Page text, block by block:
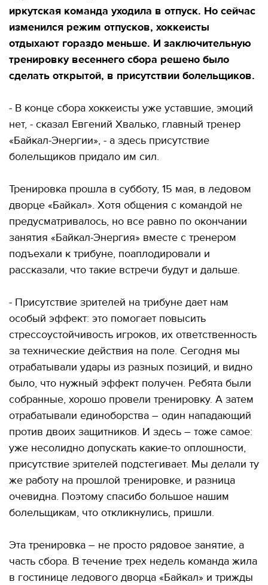
иркутская команда уходила в отпуск. Но сейчас
изменился режим отпусков, хоккеисты
отдыхают гораздо меньше. И заключительную
тренировку весеннего сбора решено было
сделать открытой, в присутствии болельщиков.
- В конце сбора хоккеисты уже уставшие, эмоций
нет, - сказал Евгений Хвалько, главный тренер
«Байкал-Энергии», - а здесь присутствие
болельщиков придало им сил.
Тренировка прошла в субботу, 15 мая, в ледовом
дворце «Байкал». Хотя общения с командой не
предусматривалось, но все равно по окончании
занятия «Байкал-Энергия» вместе с тренером
подъехали к трибуне, поаплодировали и
рассказали, что такие встречи будут и дальше.
- Присутствие зрителей на трибуне дает нам
особый эффект: это помогает повысить
стрессоустойчивость игроков, их ответственность
за технические действия на поле. Сегодня мы
отрабатывали удары из разных позиций, и видно
было, что нужный эффект получен. Ребята были
собранные, хорошо провели тренировку. А затем
отрабатывали единоборства – один нападающий
против двоих защитников. И здесь – тоже самое:
уже несолидно допускать какие-то оплошности,
присутствие зрителей подстегивает. Мы делали ту
же работу на прошлой тренировке, и разница
очевидна. Поэтому спасибо большое нашим
болельщикам, что откликнулись, пришли.
Эта тренировка – не просто рядовое занятие, а
часть сбора. В течение трех недель команда жила
в гостинице ледового дворца «Байкал» и трижды